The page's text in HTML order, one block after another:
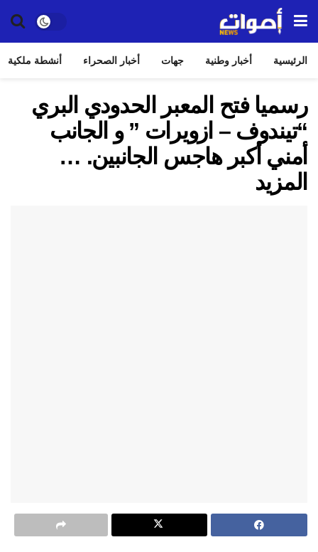
الرئيسية أخبار وطنية جهات أخبار الصحراء أنشطة ملكية
رسميا فتح المعبر الحدودي البري
“تيندوف – ازويرات ” و الجانب
أمني أكبر هاجس الجانبين. …
المزيد